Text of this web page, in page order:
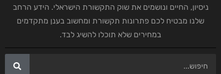
ניסיון, החיים ונושמים את שוק התקשורת הישראלי. הידע הרחב
שלנו מבטיח לכם פתרונות תקשורת ומחשוב בענן מתקדמים
במחירים שלא תוכלו להשיג לבד.